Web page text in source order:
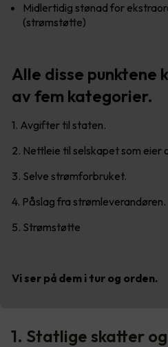
Midlertidig stønad for
(strømstøtte)
Alle disse punktene
av fem kategorier.
1. Avgifter til staten.
2. Nettleie til selskapet som
3. Selve strømforbruket.
4. Påslag fra strømleverandøren.
5. Strømstøtte
Vi ser på dem i tur og orden.
1. Statlige skatter